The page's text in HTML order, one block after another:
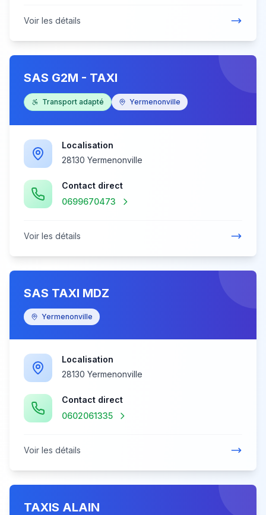
Voir les détails
SAS G2M - TAXI
Transport adapté Yermenonville
Localisation
28130 Yermenonville
Contact direct
0699670473
Voir les détails
SAS TAXI MDZ
Yermenonville
Localisation
28130 Yermenonville
Contact direct
0602061335
Voir les détails
TAXIS ALAIN